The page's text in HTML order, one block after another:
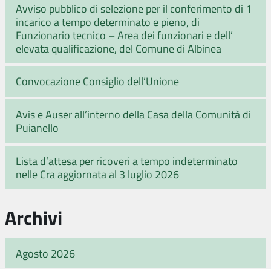
Avviso pubblico di selezione per il conferimento di 1
incarico a tempo determinato e pieno, di
Funzionario tecnico – Area dei funzionari e dell’
elevata qualificazione, del Comune di Albinea
Convocazione Consiglio dell’Unione
Avis e Auser all’interno della Casa della Comunità di
Puianello
Lista d’attesa per ricoveri a tempo indeterminato
nelle Cra aggiornata al 3 luglio 2026
Archivi
Agosto 2026